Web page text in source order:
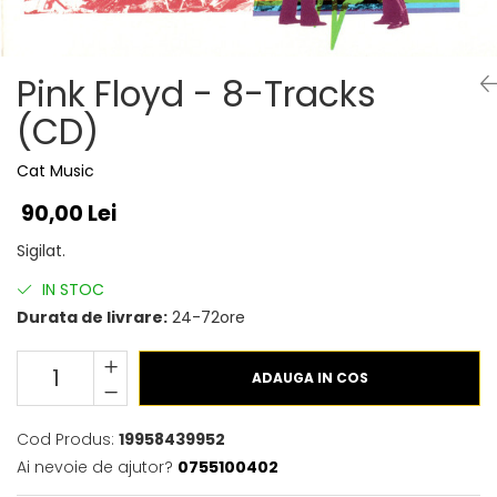
Viniluri Românești
Pink Floyd - 8-Tracks
(CD)
Cat Music
90,00 Lei
Sigilat.
IN STOC
Durata de livrare: 24-72ore
ADAUGA IN COS
Cod Produs: 19958439952
Ai nevoie de ajutor? 0755100402